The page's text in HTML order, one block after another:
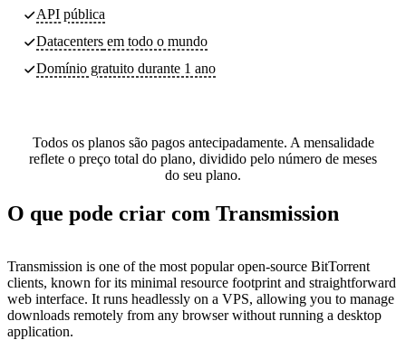
API pública
Datacenters em todo o mundo
Domínio gratuito durante 1 ano
Todos os planos são pagos antecipadamente. A mensalidade
reflete o preço total do plano, dividido pelo número de meses
do seu plano.
O que pode criar com Transmission
Transmission is one of the most popular open-source BitTorrent
clients, known for its minimal resource footprint and straightforward
web interface. It runs headlessly on a VPS, allowing you to manage
downloads remotely from any browser without running a desktop
application.